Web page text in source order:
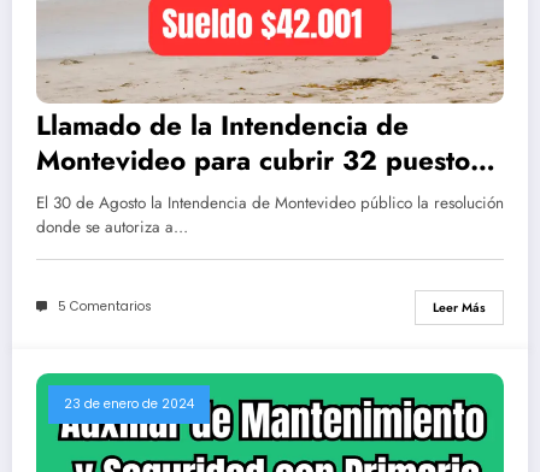
Llamado de la Intendencia de
Montevideo para cubrir 32 puestos
de guardavidas
El 30 de Agosto la Intendencia de Montevideo público la resolución
donde se autoriza a…
5 Comentarios Leer Más
23 de enero de 2024